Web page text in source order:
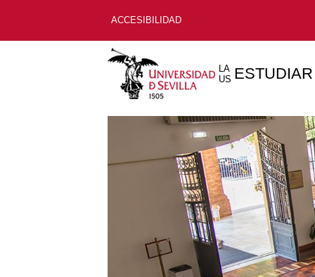
ACCESIBILIDAD
LA
US ESTUDIAR